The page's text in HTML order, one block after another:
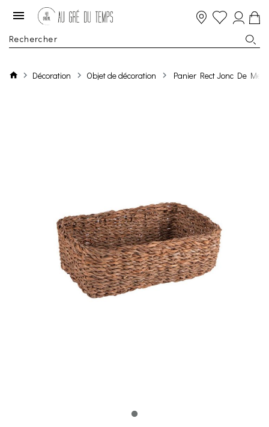
Décoration Objet de décoration Panier Rect Jonc De Mer